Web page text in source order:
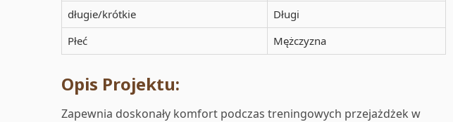
długie/krótkie
Długi
Płeć
Mężczyzna
Opis Projektu:
Zapewnia doskonały komfort podczas treningowych przejażdżek w